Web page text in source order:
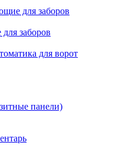
для заборов
заборов
для ворот
панели)